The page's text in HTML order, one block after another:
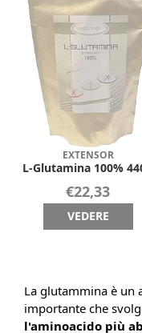
EXTENSOR
L-Glutamina 100%
€22,33
VEDERE
La glutammina è un
importante che
l'aminoacido più